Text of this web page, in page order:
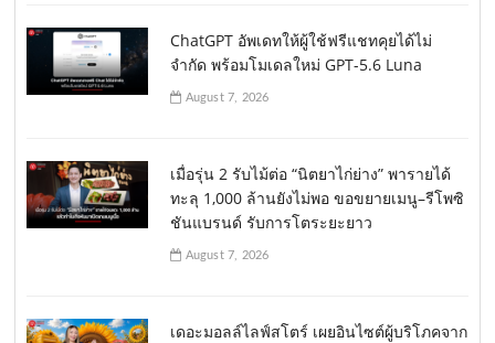
ChatGPT อัพเดทให้ผู้ใช้ฟรีแชทคุยได้ไม่
จำกัด พร้อมโมเดลใหม่ GPT-5.6 Luna
August 7, 2026
เมื่อรุ่น 2 รับไม้ต่อ “นิตยาไก่ย่าง” พารายได้
ทะลุ 1,000 ล้านยังไม่พอ ขอขยายเมนู–รีโพซิ
ชันแบรนด์ รับการโตระยะยาว
August 7, 2026
เดอะมอลล์ไลฟ์สโตร์ เผยอินไซต์ผู้บริโภคจาก